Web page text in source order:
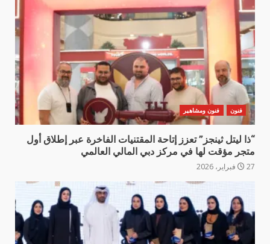
فنون فنون ومشاهير
“ذا ليتل ثينجز” تعزز إتاحة المقتنيات الفاخرة عبر إطلاق أول
متجر مؤقت لها في مركز دبي المالي العالمي
27 فبراير، 2026